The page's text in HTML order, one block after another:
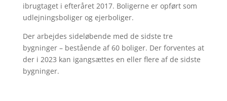
ibrugtaget i efteråret 2017. Boligerne er opført som
udlejningsboliger og ejerboliger.
Der arbejdes sideløbende med de sidste tre
bygninger – bestående af 60 boliger. Der forventes at
der i 2023 kan igangsættes en eller flere af de sidste
bygninger.